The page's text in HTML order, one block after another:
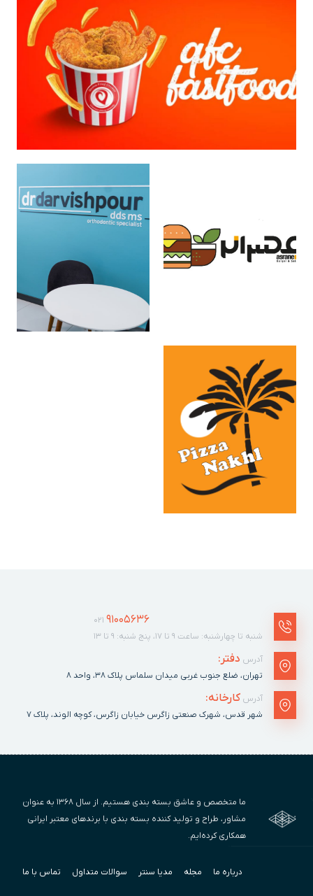
021 91005636
شنبه تا چهارشنبه: ساعت ۹ تا ۱۷، پنج شنبه: ۹ تا ۱۳
آدرس دفتر:
تهران، ضلع جنوب غربی میدان سلماس پلاک ٣٨، واحد ۸
آدرس کارخانه:
شهر قدس، شهرک صنعتی زاگرس خیابان زاگرس، کوچه الوند، پلاک ٧
ما متخصص و عاشق بسته بندی هستیم. از سال ۱۳۶۸ به عنوان
مشاور، طراح و تولید کننده بسته بندی با برندهای معتبر ایرانی
همکاری کرده‌ایم.
درباره ما مجله مدیا سنتر سوالات متداول تماس با ما